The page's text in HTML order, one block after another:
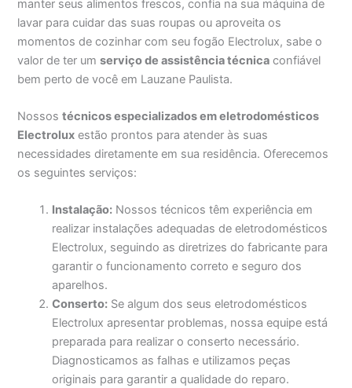
manter seus alimentos frescos, confia na sua máquina de
lavar para cuidar das suas roupas ou aproveita os
momentos de cozinhar com seu fogão Electrolux, sabe o
valor de ter umserviço de assistência técnica confiável
bem perto de você em Lauzane Paulista.
Nossostécnicos especializados em eletrodomésticos
Electrolux estão prontos para atender às suas
necessidades diretamente em sua residência. Oferecemos
os seguintes serviços:
Instalação: Nossos técnicos têm experiência em
realizar instalações adequadas de eletrodomésticos
Electrolux, seguindo as diretrizes do fabricante para
garantir o funcionamento correto e seguro dos
aparelhos.
Conserto: Se algum dos seus eletrodomésticos
Electrolux apresentar problemas, nossa equipe está
preparada para realizar o conserto necessário.
Diagnosticamos as falhas e utilizamos peças
originais para garantir a qualidade do reparo.